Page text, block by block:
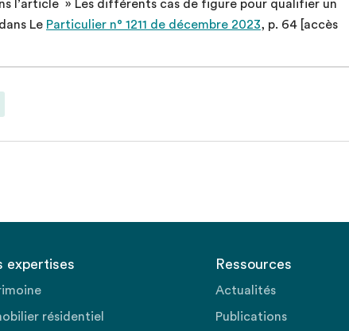
l’article » Les différents cas de figure pour qualifier un
Le Particulier n° 1211 de décembre 2023, p. 64 [accès
expertises
résidentiel
Ressources
Actualités
Publications